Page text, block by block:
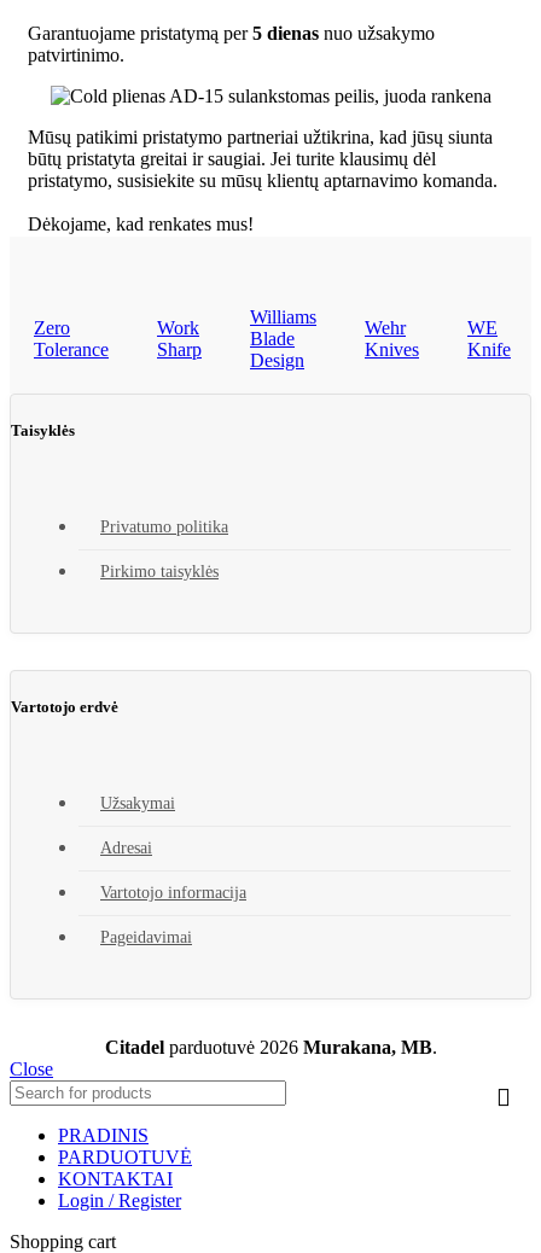
Garantuojame pristatymą per5 dienas nuo užsakymo
patvirtinimo.
Mūsų patikimi pristatymo partneriai užtikrina, kad jūsų siunta
būtų pristatyta greitai ir saugiai. Jei turite klausimų dėl
pristatymo, susisiekite su mūsų klientų aptarnavimo komanda.
Dėkojame, kad renkates mus!
Zero
Tolerance
Work
Sharp
Williams
Blade
Design
Wehr
Knives
WE
Knife
Taisyklės
Privatumo politika
Pirkimo taisyklės
Vartotojo erdvė
Užsakymai
Adresai
Vartotojo informacija
Pageidavimai
Citadelparduotuvė 2026 Murakana, MB.
Close
PRADINIS
PARDUOTUVĖ
KONTAKTAI
Login / Register
Shopping cart